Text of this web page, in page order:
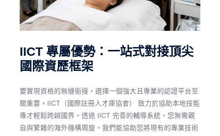
IICT 專屬優勢：一站式對接頂尖
國際資歷框架
要實現資格的無縫銜接，選擇一個強大且專業的認證平台至
關重要。IICT（國際註冊人才庫協會） 致力於協助本地技能
專才輕鬆跨越國界。透過 IICT 完善的輔導系統，您無需親
自與繁雜的海外機構周旋，我們能協助您將現有的專業技術